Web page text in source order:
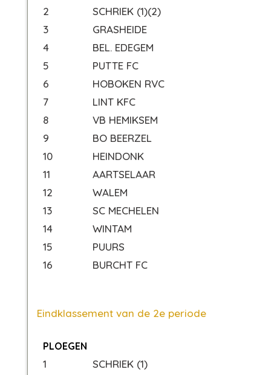
2
SCHRIEK (1)(2)
3
GRASHEIDE
4
BEL. EDEGEM
5
PUTTE FC
6
HOBOKEN RVC
7
LINT KFC
8
VB HEMIKSEM
9
BO BEERZEL
10
HEINDONK
11
AARTSELAAR
12
WALEM
13
SC MECHELEN
14
WINTAM
15
PUURS
16
BURCHT FC
Eindklassement van de 2e periode
PLOEGEN
1
SCHRIEK (1)